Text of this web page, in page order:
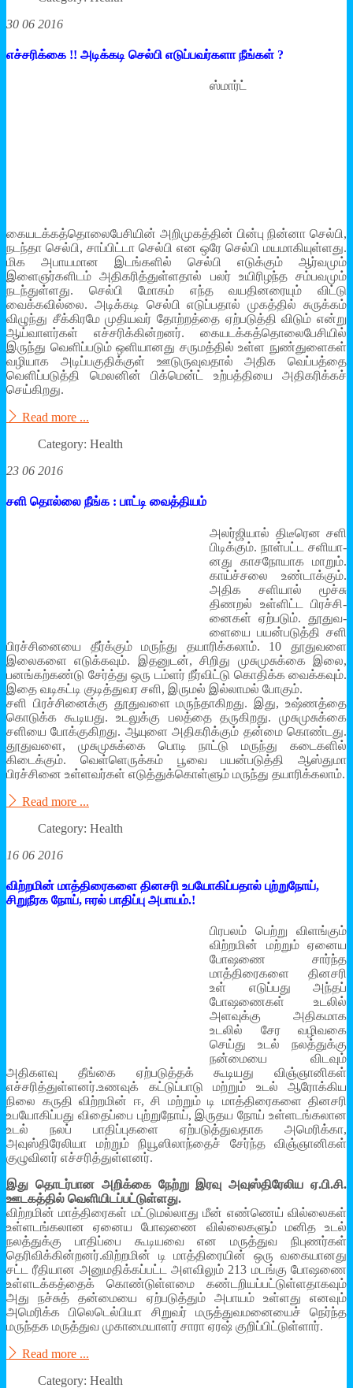
30 06 2016
எச்சரிக்கை !! அடிக்கடி செல்பி எடுப்பவர்களா நீங்கள் ?
ஸ்மார்ட்
கையடக்கத்தொலைபேசியின் அறிமுகத்தின் பின்பு நின்னா செல்பி,
நடந்தா செல்பி, சாப்பிட்டா செல்பி என ஒரே செல்பி மயமாகியுள்ளது.
மிக அபாயமான இடங்களில் செல்பி எடுக்கும் ஆர்வமும்
இளைஞர்களிடம் அதிகரித்துள்ளதால் பலர் உயிரிழந்த சம்பவமும்
நடந்துள்ளது. செல்பி மோகம் எந்த வயதினரையும் விட்டு
வைக்கவில்லை. அடிக்கடி செல்பி எடுப்பதால் முகத்தில் சுருக்கம்
விழுந்து சீக்கிரமே முதியவர் தோற்றத்தை ஏற்படுத்தி விடும் என்று
ஆய்வாளர்கள் எச்சரிக்கின்றனர். கையடக்கத்தொலைபேசியில்
இருந்து வெளிப்படும் ஒளியானது சருமத்தில் உள்ள நுண்துளைகள்
வழியாக அடிப்பகுதிக்குள் ஊடுருவுவதால் அதிக வெப்பத்தை
வெளிப்படுத்தி மெலனின் பிக்மென்ட் உற்பத்தியை அதிகரிக்கச்
செய்கிறது.
Read more ...
Category: Health
23 06 2016
சளி தொல்லை நீங்க‌ : பாட்டி வைத்தியம்
அலர்­ஜியால் திடீ­ரென சளி
பிடிக்கும். நாள்­பட்ட சளி­யா­
னது காச­நோ­யாக மாறும்.
காய்ச்­சலை உண்­டாக்கும்.
அதிக சளியால் மூச்சு
திணறல் உள்­ளிட்ட பிரச்சி­
னைகள் ஏற்­படும். தூது­வ­
ளையை பயன்­ப­டுத்தி சளி
பிரச்சி­னையை தீர்க்கும் மருந்து தயா­ரிக்­கலாம். 10 தூது­வளை
இலை­களை எடுக்­கவும். இத­னுடன், சிறிது முசு­மு­சுக்கை இலை,
பனங்­கற்­கண்டு சேர்த்து ஒரு டம்ளர் நீர்­விட்டு கொதிக்க வைக்­கவும்.
இதை வடி­கட்டி குடித்­து­வர சளி, இருமல் இல்­லாமல் போகும்.
சளி பிரச்சி­னைக்கு தூது­வளை மருந்­தா­கி­றது. இது, உஷ்­ணத்தை
கொடுக்க கூடி­யது. உட­லுக்கு பலத்தை தரு­கி­றது. முசு­மு­சுக்கை
சளியை போக்­கு­கி­றது. ஆயுளை அதி­க­ரிக்கும் தன்மை கொண்­டது.
தூது­வளை, முசு­மு­சுக்கை பொடி நாட்டு மருந்து கடை­களில்
கிடைக்கும். வெள்­ளெ­ருக்கம் பூவை பயன்­ப­டுத்தி ஆஸ்­துமா
பிரச்சினை உள்­ள­வர்கள் எடுத்­துக்­கொள்ளும் மருந்து தயா­ரிக்­கலாம்.
Read more ...
Category: Health
16 06 2016
விற்றமின் மாத்திரைகளை தினசரி உபயோகிப்பதால் புற்றுநோய்,
சிறுநீரக நோய், ஈரல் பாதிப்பு அபாயம்.!
பிரபலம் பெற்று விளங்கும்
விற்றமின் மற்றும் ஏனைய
போஷணை சார்ந்த
மாத்திரைகளை தினசரி
உள் எடுப்பது அந்தப்
போஷணைகள் உடலில்
அளவுக்கு அதிகமாக
உடலில் சேர வழிவகை
செய்து உடல் நலத்துக்கு
நன்மையை விடவும்
அதிகளவு தீங்கை ஏற்படுத்தக் கூடியது விஞ்ஞானிகள்
எச்சரித்துள்ளனர்.உணவுக் கட்டுப்பாடு மற்றும் உடல் ஆரோக்கிய
நிலை கருதி விற்றமின் ஈ, சி மற்றும் டி மாத்திரைகளை தினசரி
உபயோகிப்பது விதைப்பை புற்றுநோய், இருதய நோய் உள்ளடங்கலான
உடல் நலப் பாதிப்புகளை ஏற்படுத்துவதாக அமெரிக்கா,
அவுஸ்திரேலியா மற்றும் நியூஸிலாந்தைச் சேர்ந்த விஞ்ஞானிகள்
குழுவினர் எச்சரித்துள்ளனர்.
இது தொடர்பான அறிக்கை நேற்று இரவு அவுஸ்திரேலிய ஏ.பி.சி.
ஊடகத்தில் வெளியிடப்பட்டுள்ளது.
விற்றமின் மாத்திரைகள் மட்டுமல்லாது மீன் எண்ணெய் வில்லைகள்
உள்ளடங்கலான ஏனைய போஷணை வில்லைகளும் மனித உடல்
நலத்துக்கு பாதிப்பை கூடியவை என மருத்துவ நிபுணர்கள்
தெரிவிக்கின்றனர்.விற்றமின் டி மாத்திரையின் ஒரு வகையானது
சட்ட ரீதியான அனுமதிக்கப்பட்ட அளவிலும் 213 மடங்கு போஷணை
உள்ளடக்கத்தைக் கொண்டுள்ளமை கண்டறியப்பட்டுள்ளதாகவும்
அது நச்சுத் தன்மையை ஏற்படுத்தும் அபாயம் உள்ளது எனவும்
அமெரிக்க பிலெடெல்பியா சிறுவர் மருத்துவமனையைச் நெர்ந்த
மருந்தக மருத்துவ முகாமையாளர் சாரா ஏரஷ் குறிப்பிட்டுள்ளார்.
Read more ...
Category: Health